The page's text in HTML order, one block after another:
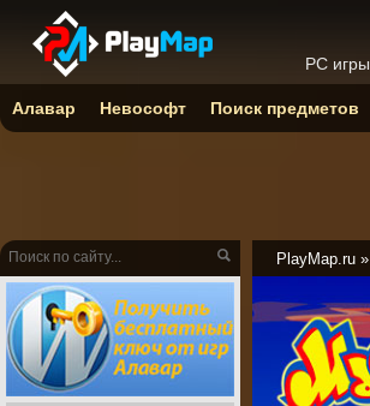
PlayMap.ru »
PC игры
Алавар Невософт Поиск предметов